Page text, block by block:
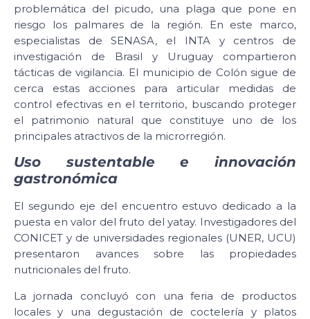
problemática del picudo, una plaga que pone en
riesgo los palmares de la región. En este marco,
especialistas de SENASA, el INTA y centros de
investigación de Brasil y Uruguay compartieron
tácticas de vigilancia. El municipio de Colón sigue de
cerca estas acciones para articular medidas de
control efectivas en el territorio, buscando proteger
el patrimonio natural que constituye uno de los
principales atractivos de la microrregión.
Uso sustentable e innovación
gastronómica
El segundo eje del encuentro estuvo dedicado a la
puesta en valor del fruto del yatay. Investigadores del
CONICET y de universidades regionales (UNER, UCU)
presentaron avances sobre las propiedades
nutricionales del fruto.
La jornada concluyó con una feria de productos
locales y una degustación de coctelería y platos